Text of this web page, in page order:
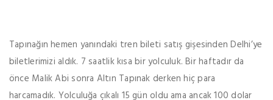
Tapınağın hemen yanındaki tren bileti satış gişesinden Delhi’ye
biletlerimizi aldık. 7 saatlik kısa bir yolculuk. Bir haftadır da
önce Malik Abi sonra Altın Tapınak derken hiç para
harcamadık. Yolculuğa çıkalı 15 gün oldu ama ancak 100 dolar